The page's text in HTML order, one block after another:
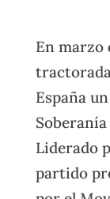
En marzo
España
Liderado
partido